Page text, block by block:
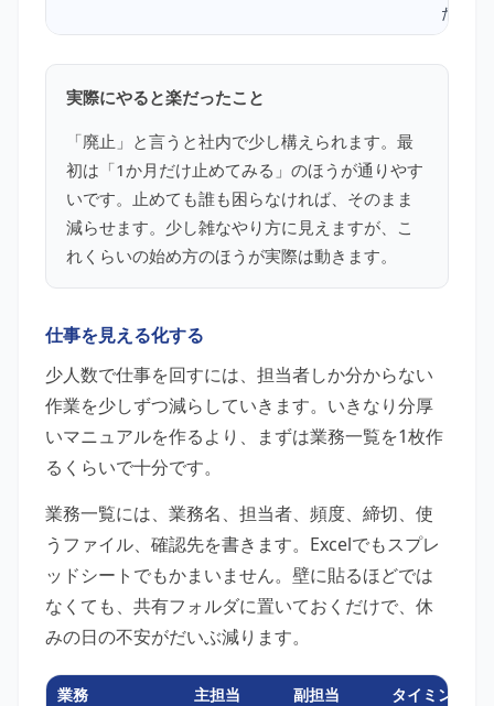
だけ差
実際にやると楽だったこと
「廃止」と言うと社内で少し構えられます。最
初は「1か月だけ止めてみる」のほうが通りやす
いです。止めても誰も困らなければ、そのまま
減らせます。少し雑なやり方に見えますが、こ
れくらいの始め方のほうが実際は動きます。
仕事を見える化する
少人数で仕事を回すには、担当者しか分からない
作業を少しずつ減らしていきます。いきなり分厚
いマニュアルを作るより、まずは業務一覧を1枚作
るくらいで十分です。
業務一覧には、業務名、担当者、頻度、締切、使
うファイル、確認先を書きます。Excelでもスプレ
ッドシートでもかまいません。壁に貼るほどでは
なくても、共有フォルダに置いておくだけで、休
みの日の不安がだいぶ減ります。
業務 主担当 副担当
タイミング